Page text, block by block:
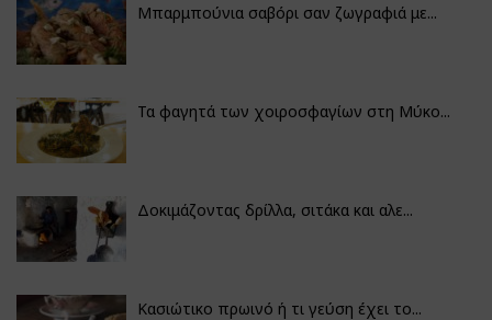
Μπαρμπούνια σαβόρι σαν ζωγραφιά με...
Τα φαγητά των χοιροσφαγίων στη Μύκο...
Δοκιμάζοντας δρίλλα, σιτάκα και αλε...
Κασιώτικο πρωινό ή τι γεύση έχει το...